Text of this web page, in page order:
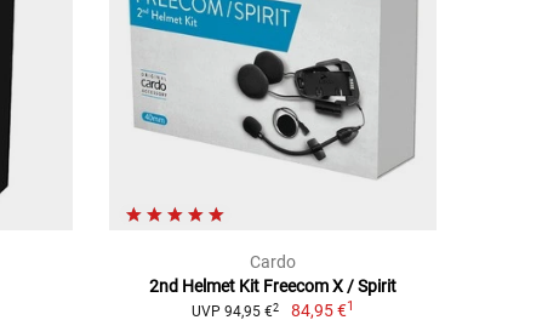
Cardo
2nd Helmet Kit Freecom X / Spirit
UVP 94,95 €2 84,95 €1